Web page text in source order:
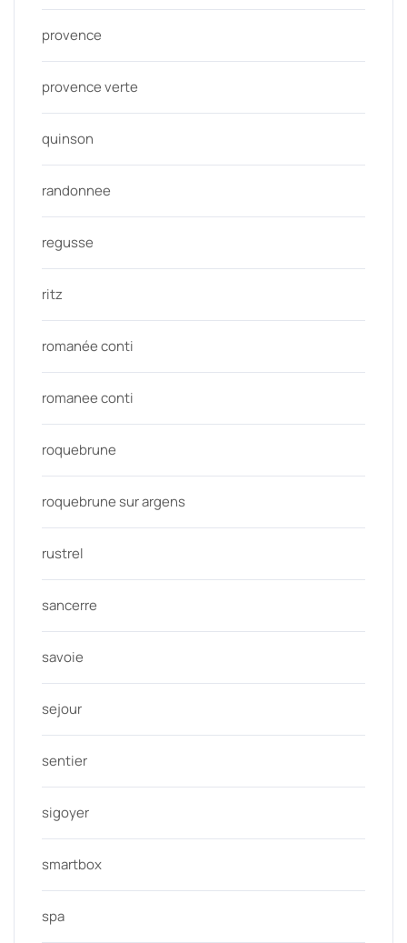
provence
provence verte
quinson
randonnee
regusse
ritz
romanée conti
romanee conti
roquebrune
roquebrune sur argens
rustrel
sancerre
savoie
sejour
sentier
sigoyer
smartbox
spa